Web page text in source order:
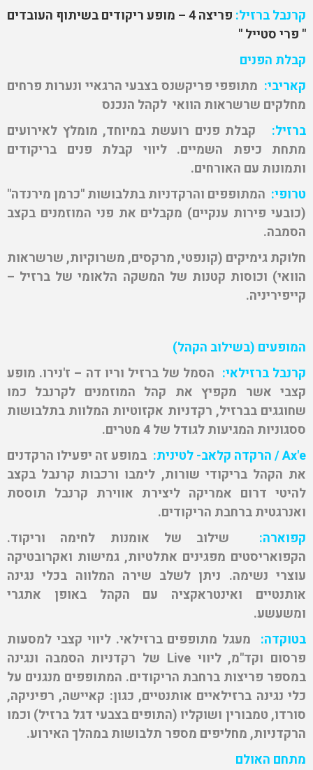
קרנבל ברזיל: פריצה 4 –
מופע ריקודים בשיתוף העובדים
" פרי סטייל "
קבלת הפנים
קאריבי: מתופפי פריקשנס בצבעי הרגאיי ונערות פרחים
מחלקים שרשראות הוואי לקהל הנכנס
ברזיל: קבלת פנים רועשת במיוחד, מומלץ לאירועים
מתחת כיפת השמיים. ליווי קבלת פנים בריקודים
ותמונות עם האורחים.
טרופי: המתופפים והרקדניות בתלבושות "כרמן מירנדה"
(כובעי פירות ענקיים) מקבלים את פני המוזמנים בקצב
הסמבה.
חלוקת גימיקים (קונפטי, מרקסים, משרוקיות, שרשראות
הוואי) וכוסות קטנות של המשקה הלאומי של ברזיל –
קייפיריניה.
המופעים (בשילוב הקהל)
קרנבל ברזילאי: הסמל של ברזיל וריו דה – ז'נירו. מופע
קצבי אשר מקפיץ את קהל המוזמנים לקרנבל כמו
שחוגגים בברזיל, רקדניות אקזוטיות המלוות בתלבושות
ססגוניות המגיעות לגודל של 4 מטרים.
Ax'e/ הרקדה קלאב- לטינית: במופע זה יפעילו הרקדנים
את הקהל בריקודי שורות, לימבו ורכבות קרנבל בקצב
להיטי דרום אמריקה ליצירת אווירת קרנבל תוססת
ואנרגטית ברחבת הריקודים.
קפוארה: שילוב של אומנות לחימה וריקוד.
הקפואריסטים מפגינים אתלטיות, גמישות ואקרובטיקה
עוצרי נשימה. ניתן לשלב שירה המלווה בכלי נגינה
אותנטיים ואינטראקציה עם הקהל באופן אתגרי
ומשעשע.
בטוקדה: מעגל מתופפים ברזילאי. ליווי קצבי למסעות
פרסום וקד"מ, ליוויLive של רקדניות הסמבה ונגינה
במספר פריצות ברחבת הריקודים. המתופפים מנגנים על
כלי נגינה ברזילאיים אותנטיים, כגון: קאיישה, רפיניקה,
סורדו, טמבורין ושוקליו (התופים בצבעי דגל ברזיל) וכמו
הרקדניות, מחליפים מספר תלבושות במהלך האירוע.
מתחם האולם